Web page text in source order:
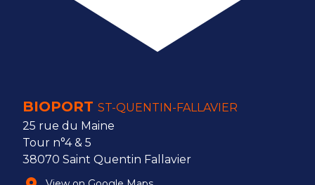
BIOPORT ST-QUENTIN-FALLAVIER
25 rue du Maine
Tour n°4 & 5
38070 Saint Quentin Fallavier